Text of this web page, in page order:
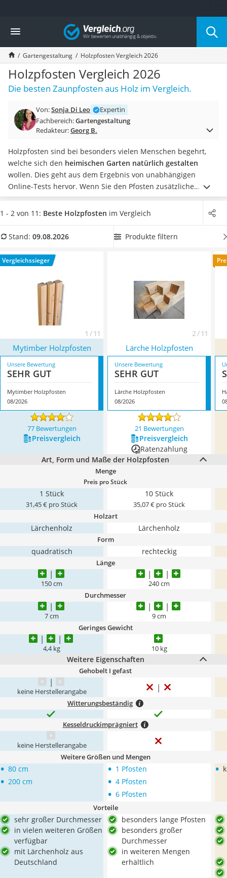
Die beliebtesten Vergleiche nach Kategorie
Baumarkt
Tresor feuerfest
Makita-Akku-Rasenmäher
Kappsäge
Smartes Türschloss
Akku-Rasentrimmer
Split-Klimaanlage 2 Innengeräte
Pelletofen
Tiefbrunnenpumpe
Fliesenschneider
Hochdruckreiniger
Doppelschleifer
Überwachungskamera
Benzinrasenmäher mit Elektrostart
Löschdecke
Winterharte Palmen
Gasdurchlauferhitzer
Vergleich
Gartengestaltung Holzpfosten Vergleich 2026
Holzpfosten Vergleich 2026
Die besten Zaunpfosten aus Holz im Vergleich.
Von:Sonja Di Leo
Expertin
Fachbereich:Gartengestaltung
Redakteur:Georg B.
Holzpfosten sind bei besonders vielen Menschen begehrt,
welche sich den heimischen Garten natürlich gestalten
wollen. Dies geht aus dem Ergebnis von unabhängigen
Online-Tests hervor. Wenn Sie den Pfosten zusätzliche
Stabilität verleihen wollen, empfiehlt sich der passende
Pfostenträgerdazu. Dieser lässt sich mit wenigen
jetzt aus unserer Produkttabelle IhreHolzpfosten mit einem
Gartenzaun besonders robust erbauen zu können. Überzeugt
hat uns hier im August 2026 besonders das Modell
Mytimber
Holzpfosten* mit seinen Eigenschaften.
1 - 2 von 11: Beste Holzpfosten im Vergleich
Stand: 09.08.2026 Produkte filtern
Vergleichssieger
1 / 11 2 / 11
Mytimber Holzpfosten Lärche Holzpfosten
Unsere Bewertung
SEHR GUT
Mytimber Holzpfosten
08/2026
Unsere Bewertung
SEHR GUT
Lärche Holzpfosten
08/2026
77 Bewertungen 21 Bewertungen
Preis­vergleich
Preis­vergleich
Ratenzahlung
Art, Form und Maße der Holzpfosten
Menge
Preis pro Stück
1 Stück
31,45 € pro Stück
10 Stück
35,07 € pro Stück
Holzart
Lärchenholz Lärchenholz
Form
quadratisch rechteckig
Länge
150 cm 240 cm
Durchmesser
7 cm 9 cm
Geringes Gewicht
4,4 kg 10 kg
Weitere Eigenschaften
Gehobelt I gefast
keine Herstellerangabe
Witterungsbeständig
Kesseldruckimprägniert
keine Herstellerangabe
Weitere Größen und Mengen
• 80 cm
• 200 cm
• 1 Pfosten
• 4 Pfosten
• 6 Pfosten
•
Vorteile
sehr großer Durchmesser
in vielen weiteren Größen
verfügbar
mit Lärchenholz aus
Deutschland
besonders lange Pfosten
besonders großer
Durchmesser
in weiteren Mengen
erhältlich